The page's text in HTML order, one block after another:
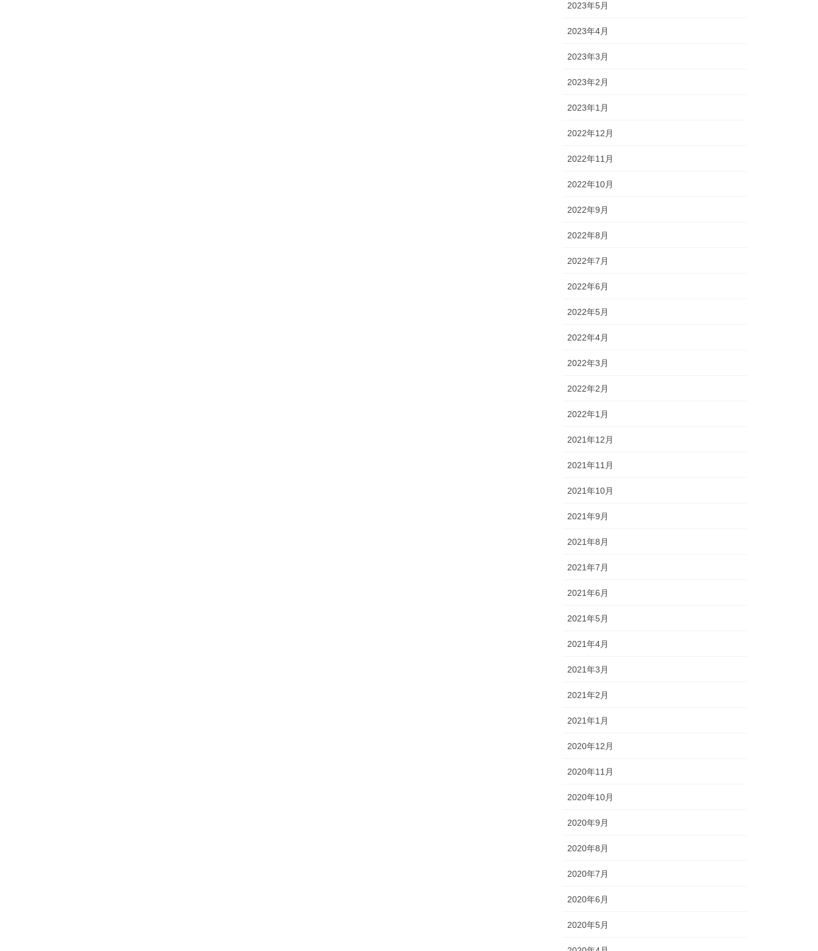
2023年5月
2023年4月
2023年3月
2023年2月
2023年1月
2022年12月
2022年11月
2022年10月
2022年9月
2022年8月
2022年7月
2022年6月
2022年5月
2022年4月
2022年3月
2022年2月
2022年1月
2021年12月
2021年11月
2021年10月
2021年9月
2021年8月
2021年7月
2021年6月
2021年5月
2021年4月
2021年3月
2021年2月
2021年1月
2020年12月
2020年11月
2020年10月
2020年9月
2020年8月
2020年7月
2020年6月
2020年5月